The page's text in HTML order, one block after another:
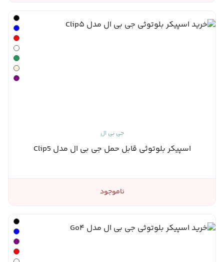
جی بی ال
اسپیکر بلوتوثی قابل حمل جی بی ال مدل Clip5
ناموجود